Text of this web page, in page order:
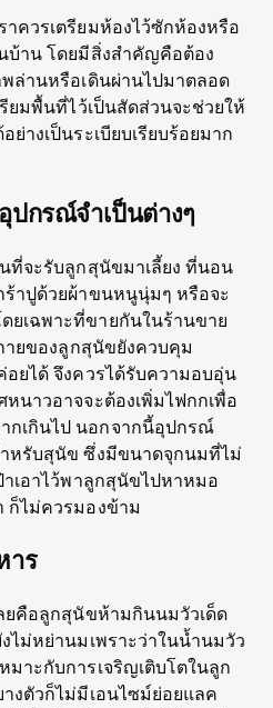
ควรเตรียมห้องไว้ซักห้องหรือ
บ้าน โดยมีสิ่งสำคัญคือต้อง
ล่านหรือเดินผ่านไปมาตลอด
ยมพื้นที่ไว้เป็นสัดส่วนจะช่วยให้
างเป็นระเบียบเรียบร้อยมาก
ปกรณ์จำเป็นต่างๆ
ที่จะรับลูกสุนัขมาเลี้ยง ที่นอน
าปูด้วยผ้าขนหนูนุ่มๆ หรือจะ
ยเฉพาะที่ขายกันในร้านขาย
ายของลูกสุนัขยังควบคุม
ยได้ จึงควรได้รับความอบอุ่น
นาวอาจจะต้องเพิ่มไฟกกเพื่อ
เกินไป นอกจากนี้อุปกรณ์
ำหรับสุนัข ซึ่งมีขนาดจุกนมที่ไม่
เอาไว้พาลูกสุนัขไปหาหมอ
ก็ไม่ควรมองข้าม
าร
ยคือลูกสุนัขห้ามกินนมวัวเด็ด
ไม่หย่านมเพราะว่าในน้ำนมวัว
าะกับการเจริญเติบโตในลูก
งตัวก็ไม่มีเอนไซม์ย่อยแลค